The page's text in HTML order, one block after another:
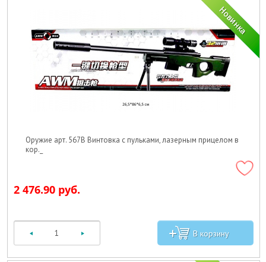
Оружие арт. 567B Винтовка с пульками, лазерным прицелом в
кор._
2 476.90 руб.